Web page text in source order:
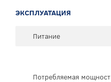
ЭКСПЛУАТАЦИЯ
Питание
Потребляемая мощност